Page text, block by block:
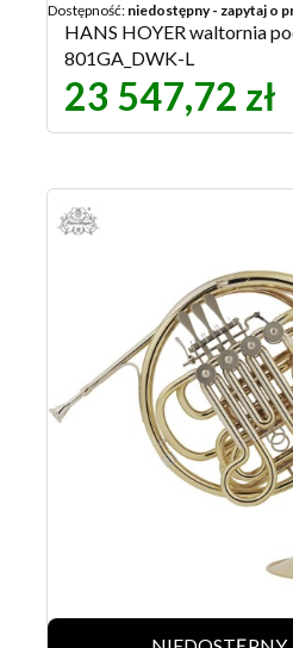
Dostępność: niedostępny - zapytaj o
HANS HOYER waltornia
801GA_DWK-L
23 547,72 zł